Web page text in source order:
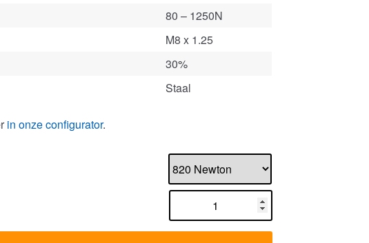
Staal
Korting
Prijs